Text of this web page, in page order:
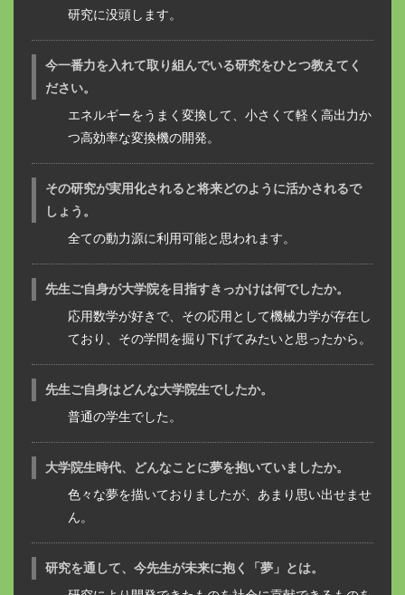
研究に没頭します。
今一番力を入れて取り組んでいる研究をひとつ教えてく
ださい。
エネルギーをうまく変換して、小さくて軽く高出力か
つ高効率な変換機の開発。
その研究が実用化されると将来どのように活かされるで
しょう。
全ての動力源に利用可能と思われます。
先生ご自身が大学院を目指すきっかけは何でしたか。
応用数学が好きで、その応用として機械力学が存在し
ており、その学問を掘り下げてみたいと思ったから。
先生ご自身はどんな大学院生でしたか。
普通の学生でした。
大学院生時代、どんなことに夢を抱いていましたか。
色々な夢を描いておりましたが、あまり思い出せませ
ん。
研究を通して、今先生が未来に抱く「夢」とは。